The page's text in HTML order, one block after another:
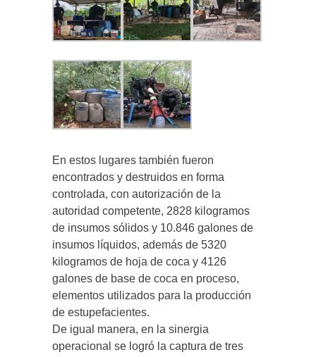
En estos lugares también fueron
encontrados y destruidos en forma
controlada, con autorización de la
autoridad competente, 2828 kilogramos
de insumos sólidos y 10.846 galones de
insumos líquidos, además de 5320
kilogramos de hoja de coca y 4126
galones de base de coca en proceso,
elementos utilizados para la producción
de estupefacientes.
De igual manera, en la sinergia
operacional se logró la captura de tres